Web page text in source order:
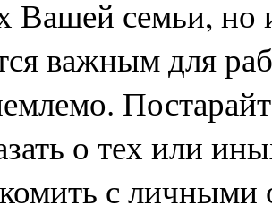
Вашей семьи, но
важным для
о тех или
с личными